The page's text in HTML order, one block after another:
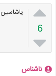

6

یاشاسین
ناشناس